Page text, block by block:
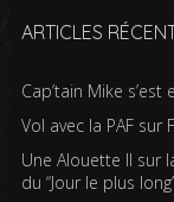
ARTICLES
Cap’tain Mike
Vol avec la PAF sur
Une Alouette II sur
du “Jour le plus